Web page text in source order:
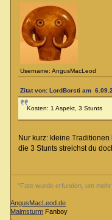
Username: AngusMacLeod
Zitat von: LordBorsti am
Kosten: 1 Aspekt, 3 Stunts
Nur kurz: kleine
die 3 Stunts streichst du
"Fate wurde erfunden, um
AngusMacLeod.de
Malmsturm Fanboy